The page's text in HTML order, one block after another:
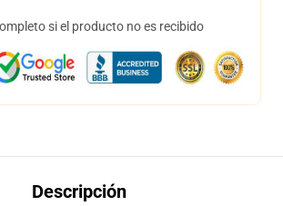
si el producto no es recibido
Descripción